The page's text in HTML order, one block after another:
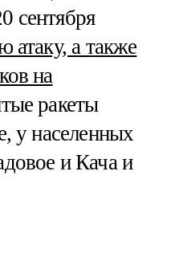
сентября
атаку, а также
на
ракеты
у населенных
и Кача и